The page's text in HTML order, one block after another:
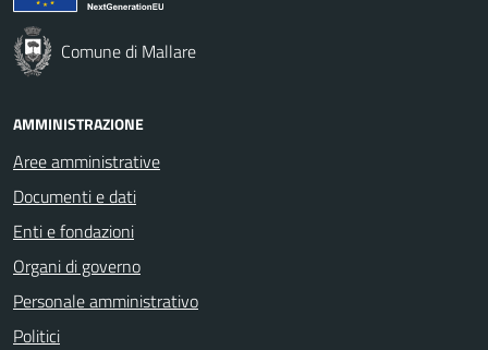
Comune di Mallare
AMMINISTRAZIONE
Aree amministrative
Documenti e dati
Enti e fondazioni
Organi di governo
Personale amministrativo
Politici